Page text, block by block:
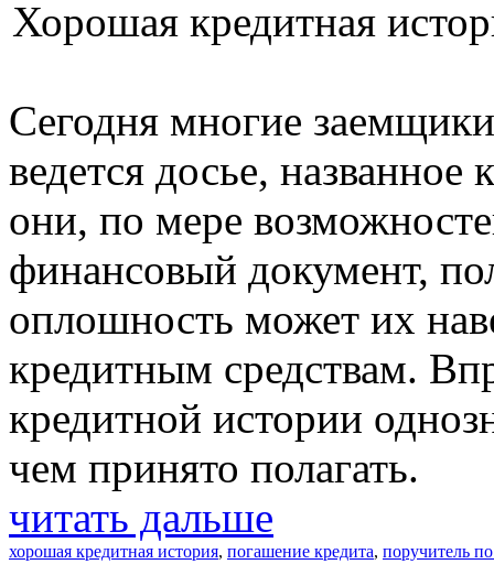
Хорошая кредитная
Сегодня многие
ведется досье,
они, по мере
финансовый документ,
оплошность может их
кредитным средствам.
кредитной истории
чем принято полагать.
читать дальше
хорошая кредитная история, погашение кредита, поручитель